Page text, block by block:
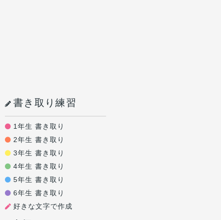
書き取り練習
1年生 書き取り
2年生 書き取り
3年生 書き取り
4年生 書き取り
5年生 書き取り
6年生 書き取り
好きな文字で作成